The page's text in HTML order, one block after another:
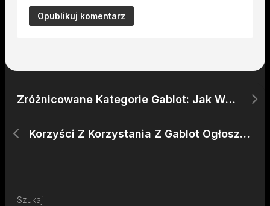
Zróżnicowane Kategorie Gablot: Jak Wybierać Między Wewnętrznymi a Zewnętrznymi?
Korzyści Z Korzystania Z Gablot Ogłoszeniowych W Przestrzeni Publicznej
Szukaj